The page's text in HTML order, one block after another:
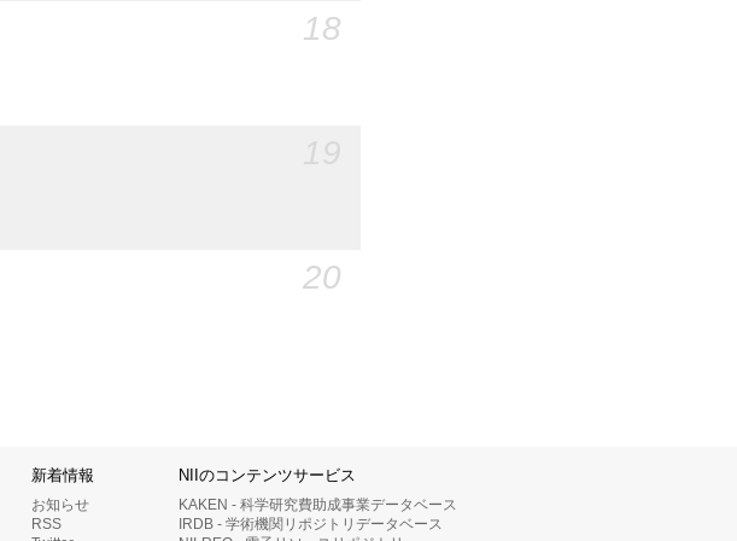
18
20
新着情報
お知らせ
RSS
NIIのコンテンツサービス
KAKEN - 科学研究費助成事業データベース
IRDB - 学術機関リポジトリデータベース